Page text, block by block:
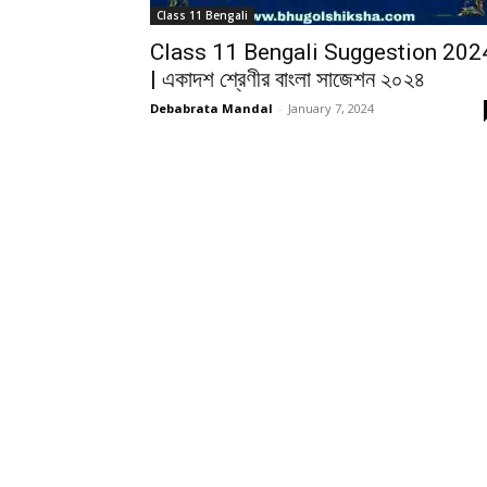
Class 11 Bengali
Class 11 Bengali Suggestion
| একাদশ শ্রেণীর বাংলা সাজেশন ২০২৪
Debabrata Mandal - January 7, 2024